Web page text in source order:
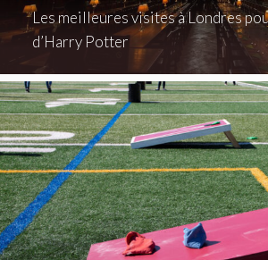
Les meilleures visites à Londres
d’Harry Potter